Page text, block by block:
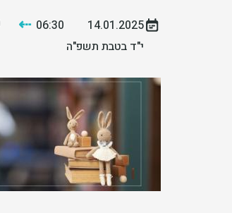
14.01.2025
06:30
י"ד בטבת תשפ"ה
⇠